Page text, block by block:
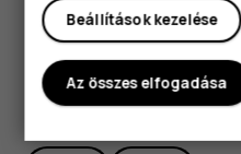
Hasznosnak találtad?
Beállítások kezelése
Az összes elfogadása